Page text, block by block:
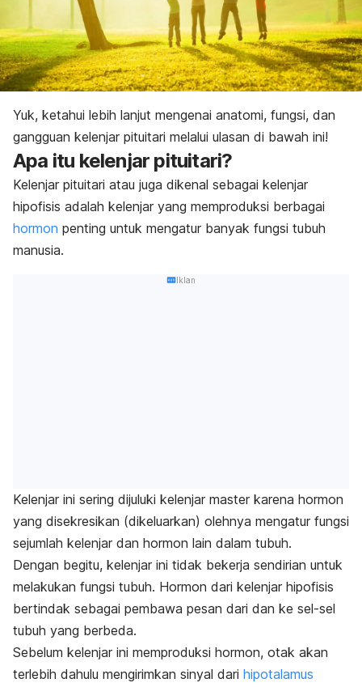
Yuk, ketahui lebih lanjut mengenai anatomi, fungsi, dan
gangguan kelenjar pituitari melalui ulasan di bawah ini!
Apa itu kelenjar pituitari?
Kelenjar pituitari atau juga dikenal sebagai kelenjar
hipofisis adalah kelenjar yang memproduksi berbagai
hormon penting untuk mengatur banyak fungsi tubuh
manusia.
Iklan
Kelenjar ini sering dijuluki kelenjar master karena hormon
yang disekresikan (dikeluarkan) olehnya mengatur fungsi
sejumlah kelenjar dan hormon lain dalam tubuh.
Dengan begitu, kelenjar ini tidak bekerja sendirian untuk
melakukan fungsi tubuh. Hormon dari kelenjar hipofisis
bertindak sebagai pembawa pesan dari dan ke sel-sel
tubuh yang berbeda.
Sebelum kelenjar ini memproduksi hormon, otak akan
terlebih dahulu mengirimkan sinyal dari hipotalamus